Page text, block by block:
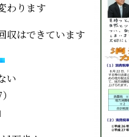
わります
収はできています
い